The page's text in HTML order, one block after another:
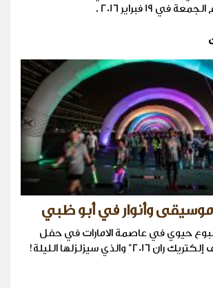
19 فبراير 2016 .
موسيقى وأنوار في أبو ظبي
حيوي في عاصمة الامارات في حفل
والذي سيزلزلها الليلة!